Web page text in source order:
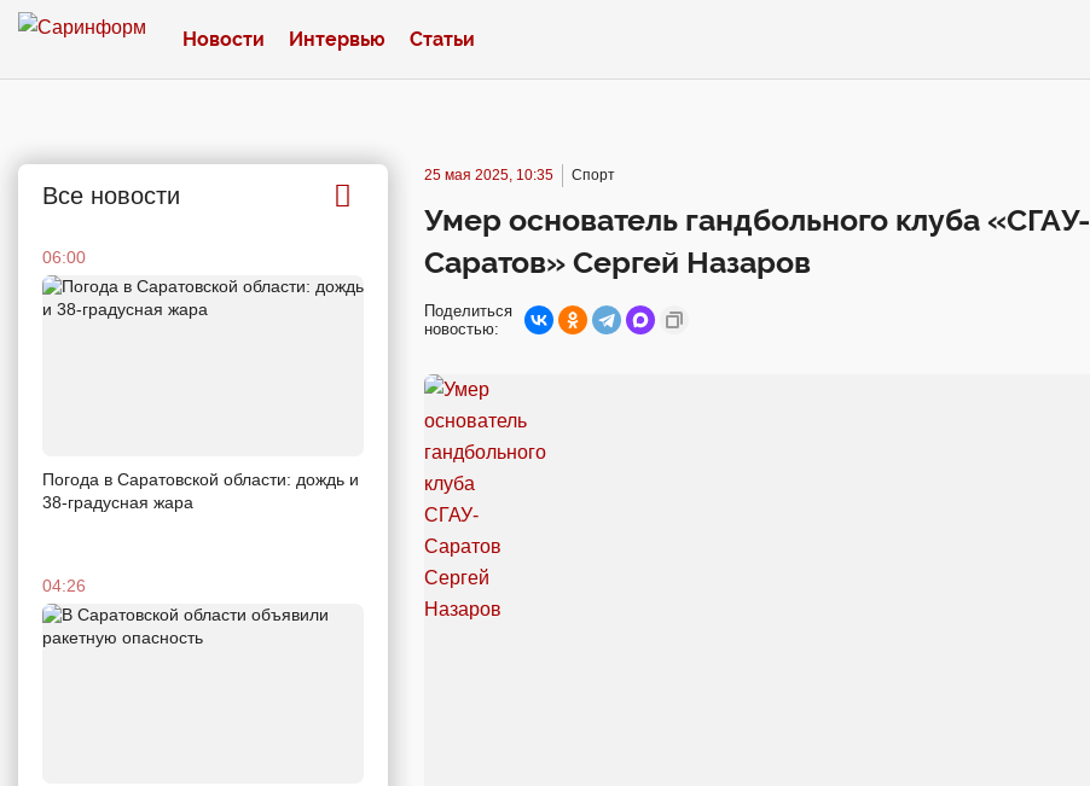
Новости Интервью Статьи
Все новости
06:00
Погода в Саратовской области: дождь и
38-градусная жара
04:26
25 мая 2025, 10:35 Спорт
Умер основатель гандбольного клуба «СГАУ-
Саратов» Сергей Назаров
Поделиться
новостью: